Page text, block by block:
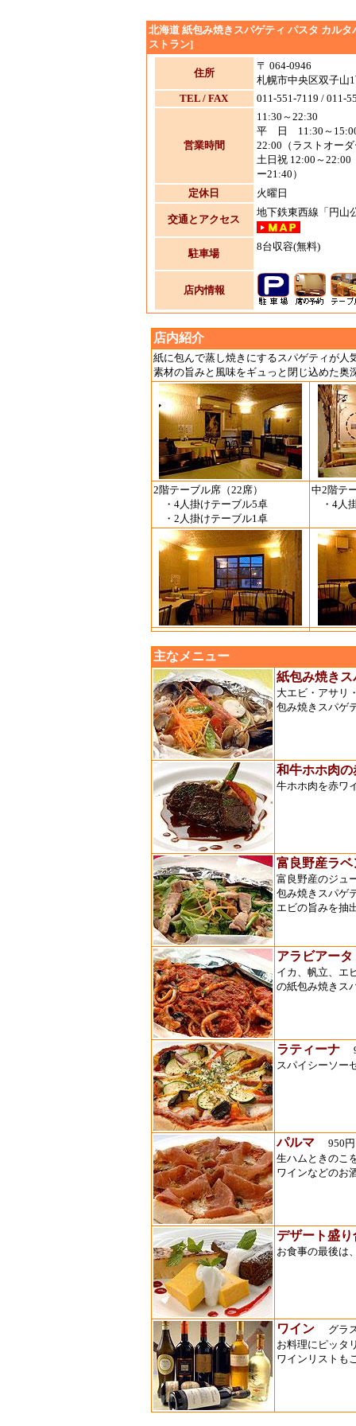
北海道 紙包み焼きスパゲティ パスタ カル
ストラン]
住所
〒 064-0946
札幌市中央区双子山
TEL / FAX
011-551-7119 / 011-
営業時間
11:30～22:30
平 日 11:30～
22:00（ラストオー
土日祝 12:00～22:00
ー21:40）
定休日
火曜日
交通とアクセス
地下鉄東西線「円山
駐車場
8台収容(無料)
店内情報
店内紹介
紙に包んで蒸し焼きにするスパゲティが人
素材の旨みと風味をギュっと閉じ込めた奥
2階テーブル席（22席）
・4人掛けテーブル5卓
・2人掛けテーブル1卓
中2階テ
・4人
主なメニュー
紙包み焼き
大エビ・アサリ
包み焼きスパゲ
和牛ホホ肉
牛ホホ肉を赤ワ
富良野産ラ
富良野産のジュ
包み焼きスパゲ
エビの旨みを抽
アラビアータ
イカ、帆立、エ
の紙包み焼きス
ラティーナ
スパイシーソー
パルマ
950円
生ハムときのこ
ワインなどのお
デザート盛り
お食事の最後は
ワイン
グラ
お料理にピッタ
ワインリストも